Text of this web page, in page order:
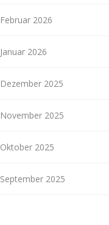
Februar 2026
Januar 2026
Dezember 2025
November 2025
Oktober 2025
September 2025